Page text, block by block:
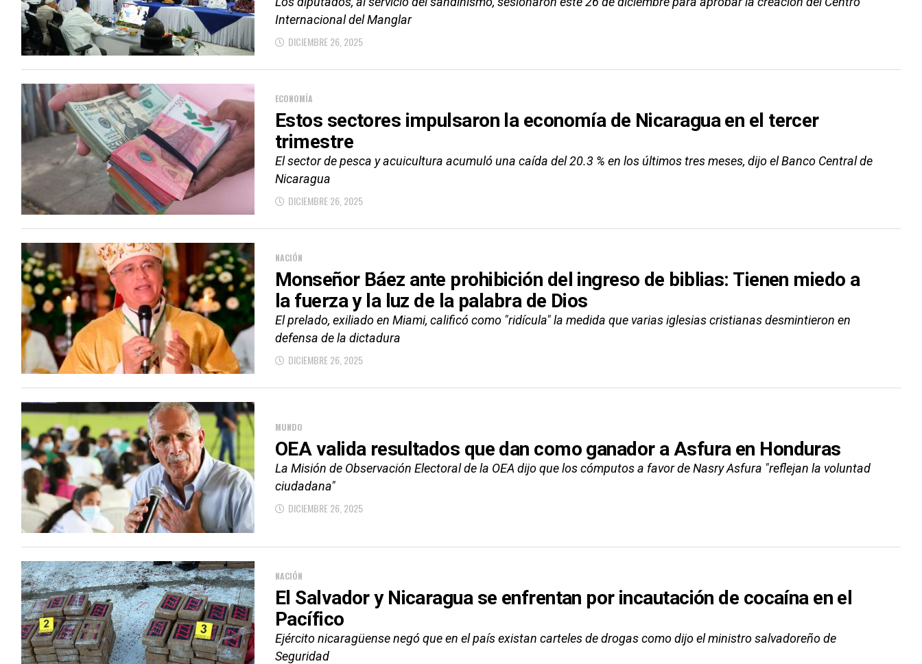
Internacional del Manglar
DICIEMBRE 26, 2025
ECONOMÍA
Estos sectores impulsaron la economía de Nicaragua en el tercer
trimestre
El sector de pesca y acuicultura acumuló una caída del 20.3 % en los últimos tres meses, dijo el Banco Central de
Nicaragua
DICIEMBRE 26, 2025
NACIÓN
Monseñor Báez ante prohibición del ingreso de biblias: Tienen miedo a
la fuerza y la luz de la palabra de Dios
El prelado, exiliado en Miami, calificó como "ridícula" la medida que varias iglesias cristianas desmintieron en
defensa de la dictadura
DICIEMBRE 26, 2025
MUNDO
OEA valida resultados que dan como ganador a Asfura en Honduras
La Misión de Observación Electoral de la OEA dijo que los cómputos a favor de Nasry Asfura "reflejan la voluntad
ciudadana"
DICIEMBRE 26, 2025
NACIÓN
El Salvador y Nicaragua se enfrentan por incautación de cocaína en el
Pacífico
Ejército nicaragüense negó que en el país existan carteles de drogas como dijo el ministro salvadoreño de
Seguridad